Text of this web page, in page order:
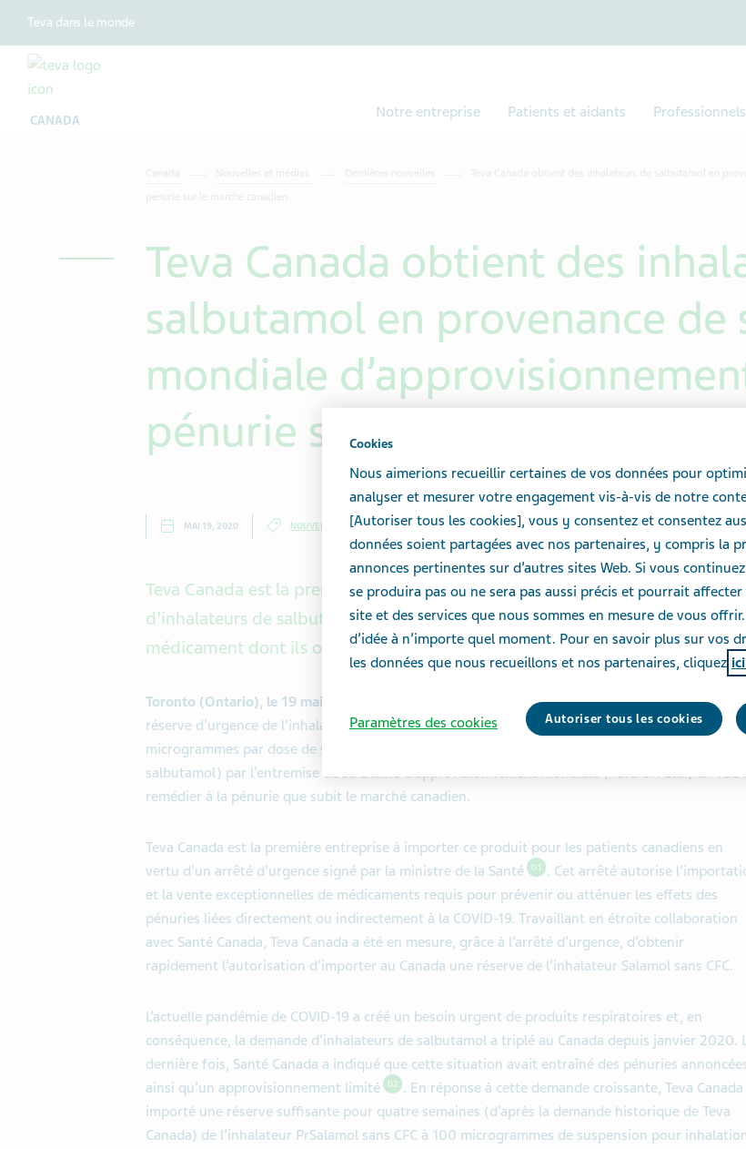
Teva dans le monde
Notre entreprise Patients et aidants
CANADA
Teva Canada obtient des
salbutamol en provenance de
mondiale
pénurie sur le marché canadien
MAI 19, 2020 NOUVELLES
Teva Canada est la première entreprise à importer une réserve d’urgence
d’inhalateurs de salbutamol: donnant accès aux patients canadiens à ce
médicament dont ils ont un besoin urgent.
Toronto (Ontario), le 19 mai 2020.
– Teva Canada a annoncé aujourd’hui qu’elle s’est procuré
réserve d’urgence de l’inhalateur Salamol sans CFC contenant 200 vaporisations à 100
microgrammes par dose de suspension pour inhalation en flacon pressurisé (sulfate de
salbutamol) par l’entremise de sa chaîne d’approvisionnement mondiale (Teva UK Ltd.) en vue
remédier à la pénurie que subit le marché canadien.
Teva Canada est la première entreprise à importer ce produit pour les patients canadiens en
vertu d’un arrêté d’urgence signé par la ministre de la Santé 01
. Cet arrêté autorise
et la vente exceptionnelles de médicaments requis pour prévenir ou atténuer les effets des
pénuries liées directement ou indirectement à la COVID-19. Travaillant en étroite collaboration
avec Santé Canada, Teva Canada a été en mesure, grâce à l’arrêté d’urgence, d’obtenir
rapidement l’autorisation d’importer au Canada une réserve de l’inhalateur Salamol sans CFC.
L’actuelle pandémie de COVID-19 a créé un besoin urgent de produits respiratoires et, en
conséquence, la demande d’inhalateurs de salbutamol a triplé au Canada depuis janvier 2020.
dernière fois, Santé Canada a indiqué que cette situation avait entraîné des pénuries
ainsi qu’un approvisionnement limité 02 . En réponse à cette demande croissante, Teva Canada
importé une réserve suffisante pour quatre semaines (d’après la demande historique de Teva
Canada) de l’inhalateur PrSalamol sans CFC à 100 microgrammes de suspension pour
Cookies
Nous aimerions recueillir certaines de vos données pour
analyser et mesurer votre engagement vis-à-vis de notre
[Autoriser tous les cookies], vous y consentez et consentez
données soient partagées avec nos partenaires, y compris la
annonces pertinentes sur d’autres sites Web. Si vous
se produira pas ou ne sera pas aussi précis et pourrait
site et des services que nous sommes en mesure de vous
d’idée à n’importe quel moment. Pour en savoir plus sur vos
les données que nous recueillons et nos partenaires, cliquez
Autoriser tous les cookies
Paramètres des cookies